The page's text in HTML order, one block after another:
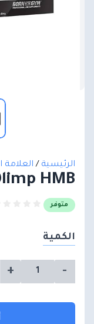
الرئيسية/العلامة
HMB
متوفر
الكمية
-
+